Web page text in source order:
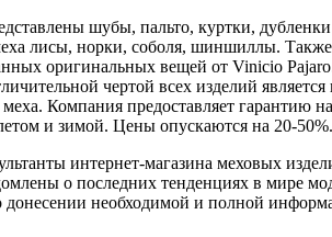
шубы, пальто, куртки,
лисы, норки, соболя, шиншиллы.
оригинальных вещей от Vinicio
чертой всех изделий является
Компания предоставляет гарантию
и зимой. Цены опускаются на 20-50%.
интернет-магазина меховых
о последних тенденциях в мире
донесении необходимой и полной